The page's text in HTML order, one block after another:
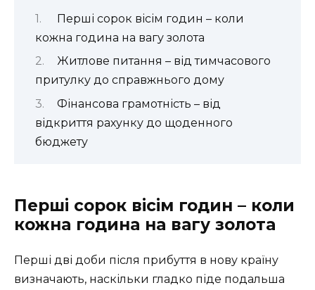
Перші сорок вісім годин – коли
кожна година на вагу золота
Житлове питання – від тимчасового
притулку до справжнього дому
Фінансова грамотність – від
відкриття рахунку до щоденного
бюджету
Перші сорок вісім годин – коли
кожна година на вагу золота
Перші дві доби після прибуття в нову країну
визначають, наскільки гладко піде подальша